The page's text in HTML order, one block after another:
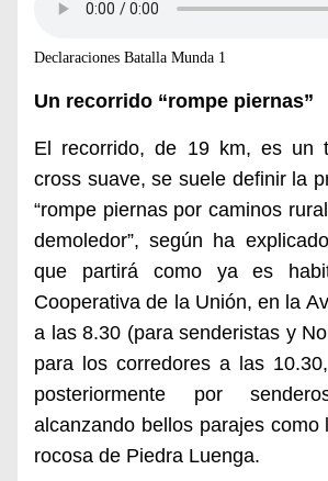
Declaraciones Batalla Munda 1
Un recorrido “rompe piernas”
El recorrido, de 19 km, es un
cross suave, se suele definir la
“rompe piernas por caminos
demoledor”, según ha
que partirá como ya es
Cooperativa de la Unión, en la
a las 8.30 (para senderistas y
para los corredores a las
posteriormente por
alcanzando bellos parajes como
rocosa de Piedra Luenga.